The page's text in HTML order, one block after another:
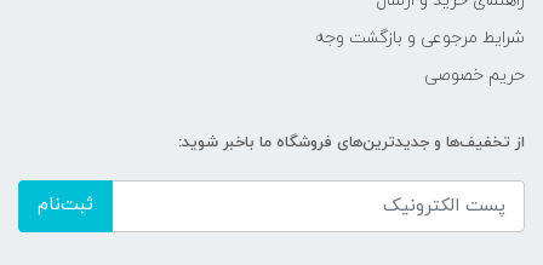
شرایط مرجوعی و بازگشت وجه
حریم خصوصی
از تخفیف‌ها و جدیدترین‌های فروشگاه ما باخبر شوید:
ثبت‌نام